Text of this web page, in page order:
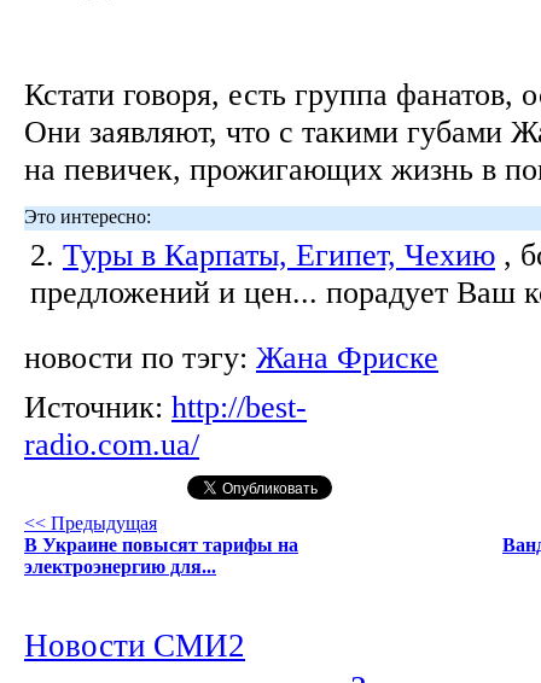
Кстати говоря, есть группа
Они заявляют, что с такими губами
на певичек, прожигающих жизнь в
Это интересно:
2. Туры в Карпаты, Египет, Чехию ,
предложений и цен... порадует Ваш
новости по тэгу: Жана Фриске
Источник: http://best-
radio.com.ua/
<< Предыдущая
В Украине повысят тарифы на
электроэнергию для...
Новости СМИ2